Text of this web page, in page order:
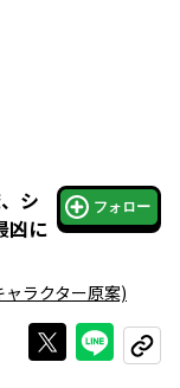
シ
凶に
フォロー
ャラクター原案)
Xで投稿する
ライン
コピー